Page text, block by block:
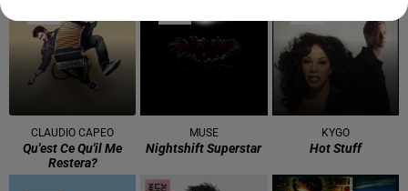
CLAUDIO CAPEO
Qu'est Ce Qu'il Me
Restera?
MUSE
Nightshift Superstar
KYGO
Hot Stuff